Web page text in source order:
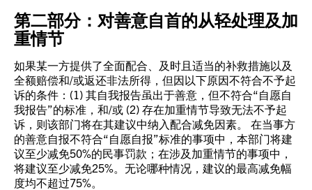
第二部分：对善意自首的从轻处理及加
重情节
如果某一方提供了全面配合、及时且适当的补救措施以及
全额赔偿和/或返还非法所得，但因以下原因不符合不予起
诉的条件：(1) 其自我报告虽出于善意，但不符合“自愿自
我报告”的标准，和/或 (2) 存在加重情节导致无法不予起
诉，则该部门将在其建议中纳入配合减免因素。 在当事方
的善意自报不符合“自愿自报”标准的事项中，本部门将建
议至少减免50%的民事罚款；在涉及加重情节的事项中，
将建议至少减免25%。无论哪种情况，建议的最高减免幅
度均不超过75%。